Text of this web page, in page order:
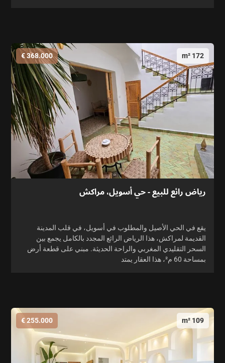
172 m²
368.000 €
رياض رائع للبيع - حي أسويل، مراكش
يقع في الحي الأصيل والمطلوب في أسويل، في قلب المدينة
القديمة لمراكش، هذا الرياض الرائع المجدد بالكامل يجمع بين
السحر التقليدي المغربي والراحة الحديثة. مبني على قطعة أرض
بمساحة 60 م²، هذا العقار يمتد
109 m²
255.000 €